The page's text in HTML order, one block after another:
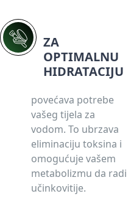
ZA
OPTIMALNU
HIDRATACIJU
povećava potrebe
vašeg tijela za
vodom. To ubrzava
eliminaciju toksina i
omogućuje vašem
metabolizmu da radi
učinkovitije.